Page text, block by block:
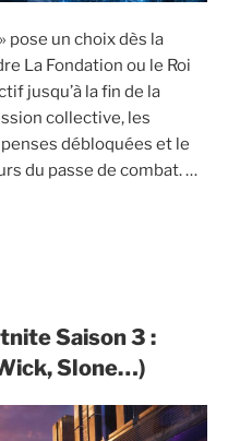
pose un choix dès la
La Fondation ou le Roi
jusqu’à la fin de la
collective, les
débloquées et le
du passe de combat. …
Saison 3 :
Slone…)